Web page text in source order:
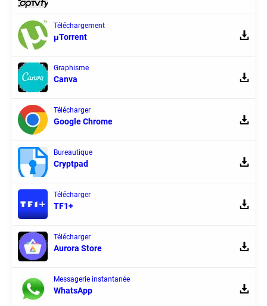
Téléchargement
μTorrent
Graphisme
Canva
Télécharger
Google Chrome
Bureautique
Cryptpad
Télécharger
TF1+
Télécharger
Aurora Store
Messagerie instantanée
WhatsApp